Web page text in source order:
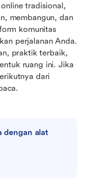
tradisional,
membangun, dan
komunitas
perjalanan Anda.
praktik terbaik,
ruang ini. Jika
dari
dengan alat